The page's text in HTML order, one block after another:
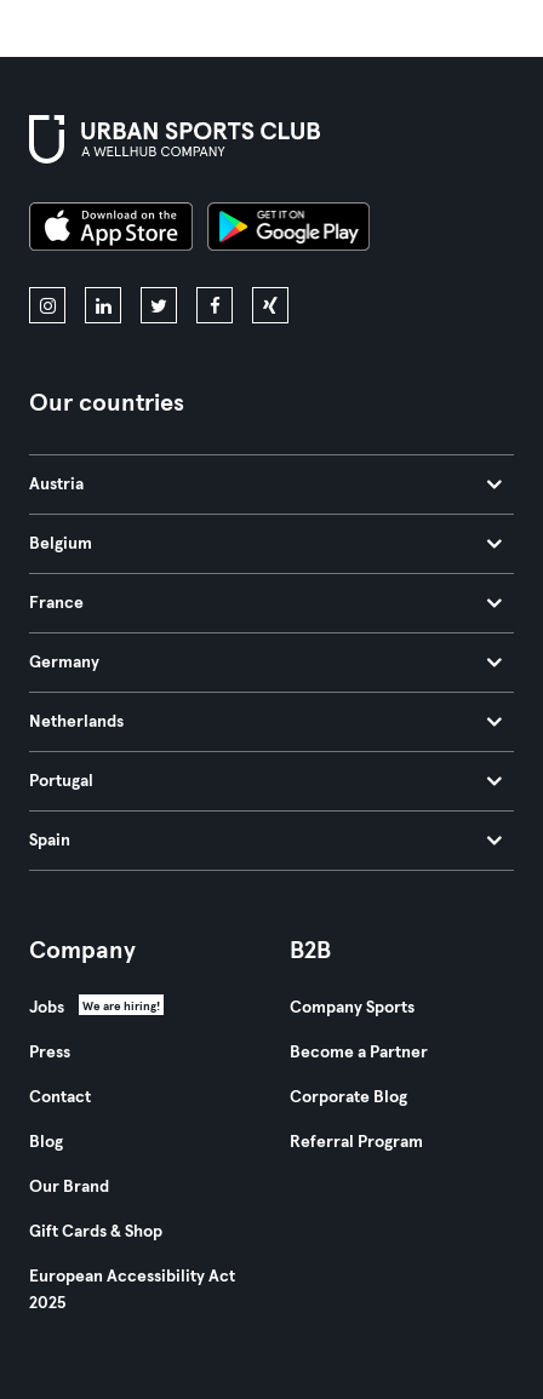
Our countries
Austria
Belgium
France
Germany
Netherlands
Portugal
Spain
Company
Jobs We are hiring!
Press
Contact
Blog
Our Brand
Gift Cards & Shop
European Accessibility Act
2025
B2B
Company Sports
Become a Partner
Corporate Blog
Referral Program